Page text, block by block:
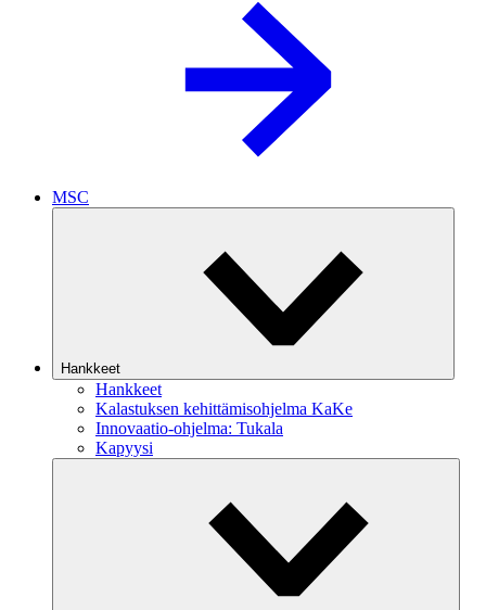
MSC
Hankkeet
Hankkeet
Kalastuksen kehittämisohjelma KaKe
Innovaatio-ohjelma: Tukala
Kapyysi